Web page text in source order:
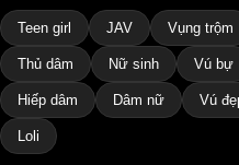
Teen girl JAV Vụng trộm
Thủ dâm Nữ sinh Vú bự
Hiếp dâm Dâm nữ Vú
Loli